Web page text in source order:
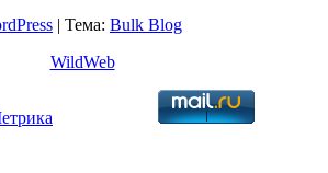
| Тема: Bulk Blog
WildWeb